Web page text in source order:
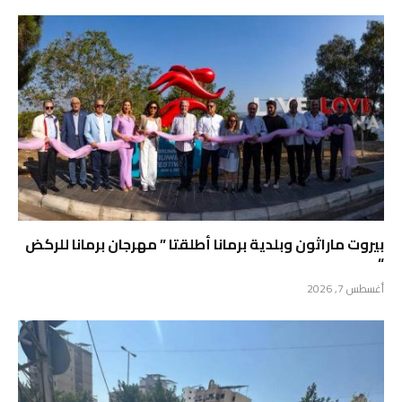
بيروت ماراثون وبلدية برمانا أطلقتا ” مهرجان برمانا للركض
“
أغسطس 7, 2026